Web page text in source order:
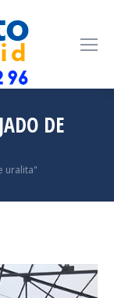
DE
uralita"